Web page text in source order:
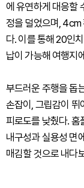
에 유연하게 대응할
정을 덜었으며, 4cm
다. 이를 통해 20인
납이 가능해 여행지
부드러운 주행을 돕
손잡이, 그립감이 뛰
피로도를 낮췄다. 홈
내구성과 실용성 면
매김할 것으로 내다